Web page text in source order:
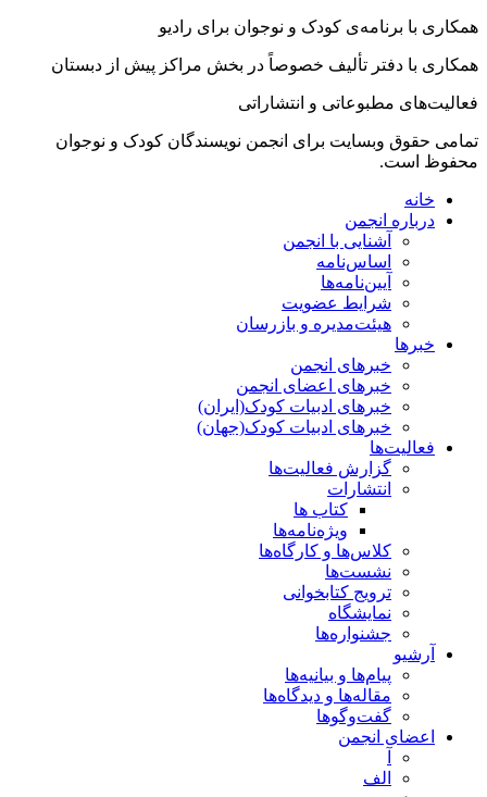
همکاری با برنامه‌ی کودک و نوجوان برای رادیو
همکاری با دفتر تألیف خصوصاً در بخش مراکز پیش از دبستان
فعالیت‌های مطبوعاتی و انتشاراتی
تمامی حقوق وبسایت برای انجمن نویسندگان کودک و نوجوان
محفوظ است.
خانه
درباره انجمن
آشنایی با انجمن
اساس‌نامه
آیین‌نامه‌ها
شرایط عضویت
هیئت‌مدیره و بازرسان
خبرها
خبرهای انجمن
خبرهای اعضای انجمن
خبرهای ادبیات کودک(ایران)
خبرهای ادبیات کودک(جهان)
فعالیت‌ها
گزارش فعالیت‌ها
انتشارات
کتاب ها
ویژه‌نامه‌ها
کلاس‌ها و کارگاه‌ها
نشست‌ها
ترویج کتابخوانی
نمایشگاه
جشنواره‌ها
آرشیو
پیام‌ها و بیانیه‌ها
مقاله‌ها و دیدگاه‌ها
گفت‌وگوها
اعضای انجمن
الف